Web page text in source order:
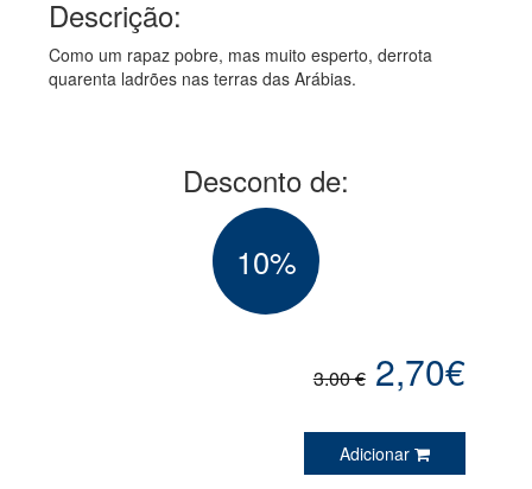
Descrição:
Como um rapaz pobre, mas muito esperto, derrota
quarenta ladrões nas terras das Arábias.
Desconto de:
10%
3.00 € 2,70€
Adicionar